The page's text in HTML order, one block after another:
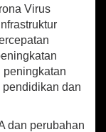
Virus
peningkatan
dan
dan perubahan